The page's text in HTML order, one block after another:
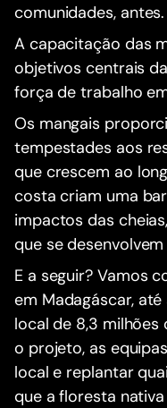
comunidades, antes.
A capacitação das
objetivos centrais
força de trabalho
Os mangais
tempestades aos
que crescem ao
costa criam uma
impactos das
que se
E a seguir? Vamos
em Madagáscar,
local de 8,3
o projeto, as
local e replantar
que a floresta